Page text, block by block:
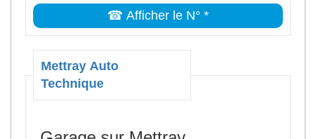
☎ Afficher le N° *
Mettray Auto
Technique